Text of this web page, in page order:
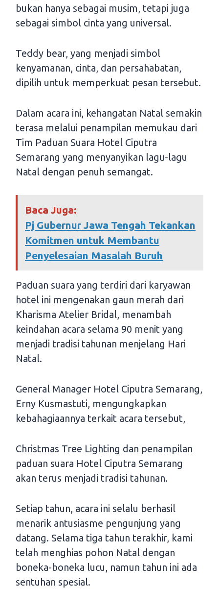
bukan hanya sebagai musim, tetapi juga
sebagai simbol cinta yang universal.
Teddy bear, yang menjadi simbol
kenyamanan, cinta, dan persahabatan,
dipilih untuk memperkuat pesan tersebut.
Dalam acara ini, kehangatan Natal semakin
terasa melalui penampilan memukau dari
Tim Paduan Suara Hotel Ciputra
Semarang yang menyanyikan lagu-lagu
Natal dengan penuh semangat.
Baca Juga:
Pj Gubernur Jawa Tengah Tekankan
Komitmen untuk Membantu
Penyelesaian Masalah Buruh
Paduan suara yang terdiri dari karyawan
hotel ini mengenakan gaun merah dari
Kharisma Atelier Bridal, menambah
keindahan acara selama 90 menit yang
menjadi tradisi tahunan menjelang Hari
Natal.
General Manager Hotel Ciputra Semarang,
Erny Kusmastuti, mengungkapkan
kebahagiaannya terkait acara tersebut,
Christmas Tree Lighting dan penampilan
paduan suara Hotel Ciputra Semarang
akan terus menjadi tradisi tahunan.
Setiap tahun, acara ini selalu berhasil
menarik antusiasme pengunjung yang
datang. Selama tiga tahun terakhir, kami
telah menghias pohon Natal dengan
boneka-boneka lucu, namun tahun ini ada
sentuhan spesial.